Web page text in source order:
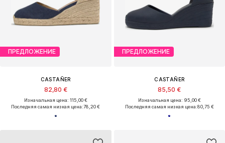
ПРЕДЛОЖЕНИЕ
CASTAÑER
82,80 €
Изначальная цена: 115,00 €
Последняя самая низкая цена:78,20 €
ПРЕДЛОЖЕНИЕ
CASTAÑER
85,50 €
Изначальная цена: 95,00 €
Последняя самая низкая цена:80,75 €